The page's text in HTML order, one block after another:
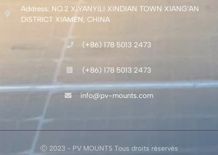
Address: NO.2 XIYANYILI XINDIAN TOWN XIANG'AN
DISTRICT XIAMEN, CHINA
(+86) 178 5013 2473
(+86) 178 5013 2473
info@pv-mounts.com
Ⓒ 2023 - PV MOUNTS Tous droits réservés